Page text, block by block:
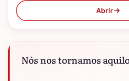
Abrir
Nós nos tornamos aquilo